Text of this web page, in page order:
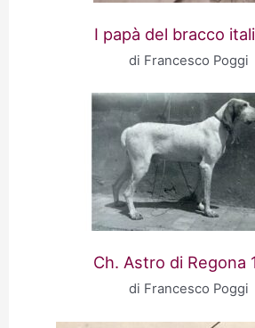
I papà del bracco
di Francesco Poggi
Ch. Astro di Regona
di Francesco Poggi